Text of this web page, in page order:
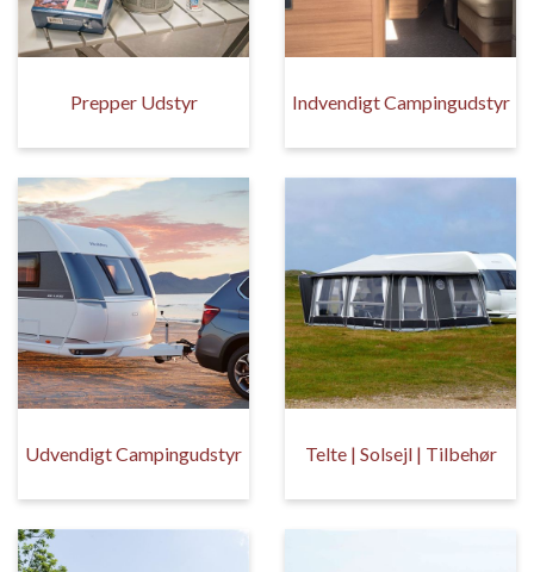
Prepper Udstyr Indvendigt Campingudstyr
Udvendigt Campingudstyr Telte | Solsejl | Tilbehør